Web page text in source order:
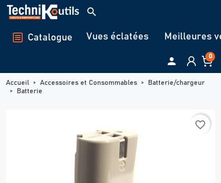
Panneau de gestion des cookies
search
Catalogue Vues éclatées Meilleures
 0
Accueil Accessoires et Consommables
Batterie/chargeur
Batterie
favorite_border